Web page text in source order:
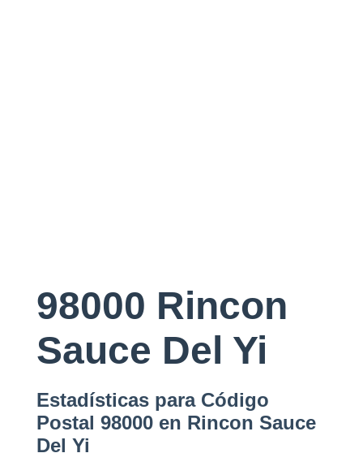
98000 Rincon
Sauce Del Yi
Estadísticas para Código
Postal 98000 en Rincon Sauce
Del Yi